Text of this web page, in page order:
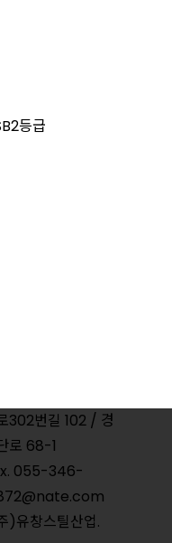
등급
302번길 102 / 경
로 68-1
055-346-
창스틸산업.